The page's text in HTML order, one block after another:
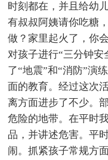
时刻都在，并且给幼
有叔叔阿姨请你吃糖
做？家里起火了，你
对孩子进行“三分钟
了“地震”和“消防”演
面的教育。经过这次
离方面进步了不少。
危险的地带。在平时
品，并讲述危害。平
闹。抓紧孩子常规方